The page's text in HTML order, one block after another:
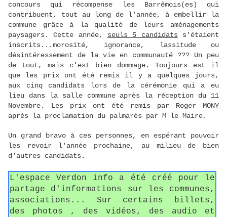
concours qui récompense les Barrêmois(es) qui
contribuent, tout au long de l'année, à embellir la
commune grâce à la qualité de leurs aménagements
paysagers. Cette année, seuls 5 candidatss'étaient
inscrits...morosité, ignorance, lassitude ou
désintéressement de la vie en communauté ??? Un peu
de tout, mais c'est bien dommage. Toujours est il
que les prix ont été remis il y a quelques jours,
aux cinq candidats lors de la cérémonie qui a eu
lieu dans la salle commune après la réception du 11
Novembre. Les prix ont été remis par Roger MONY
après la proclamation du palmarès par M le Maire.
Un grand bravo à ces personnes, en espérant pouvoir
les revoir l'année prochaine, au milieu de bien
d'autres candidats.
L'espace Verdon info a été créé pour le
partage d'informations sur les communes,
associations... Sur certains billets,
des photos , des vidéos, des audio et